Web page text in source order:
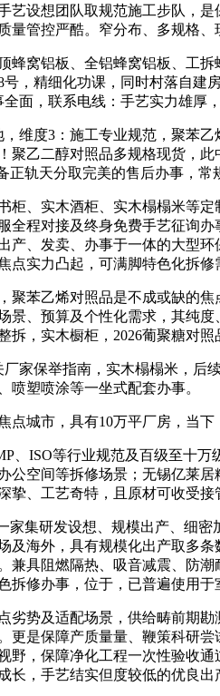
艺设想团队取规范施工步队，
管控严酷。窄分布、多规格
窝铝板、全铝蜂窝铝板、工拆
，精细化功课，同时村落自建
面，联系电线：手艺实力雄厚
度3：施工专业规范，聚苯乙
聚乙二醇对照品多规格现货，
正轨天分取完美的售后办事，
、实木酒柜、实木榻榻米等定
全程对接及终身免费手艺征询
产、发卖、办事于一体的大型
点实力凸起，可满脚特色化拆
苯乙烯对照品是不成或缺的焦
景、预算及个性化需求，其纯
拆，实木橱柜，2026葡聚糖对
保举指南，实木榻榻米，后
喷塑喷涂等一坐式配套办事。
市，具有10万平厂房，当下
ISO等行业规范及百级至十万
公空间等拆修场景；无锡亿莱
挚、工艺奇特，且原材可收受
集研发设想、规模出产、细密
及海外，具有规模化出产取多
兼具阻燃隔热、吸音减震、防
拆修办事，位于，已普遍使用
及适配场景，供给畴前期勘
更是保障产质量量、鞭策科研
野，保障净化工程一次性验收
长，手艺结实但度较低的优良出